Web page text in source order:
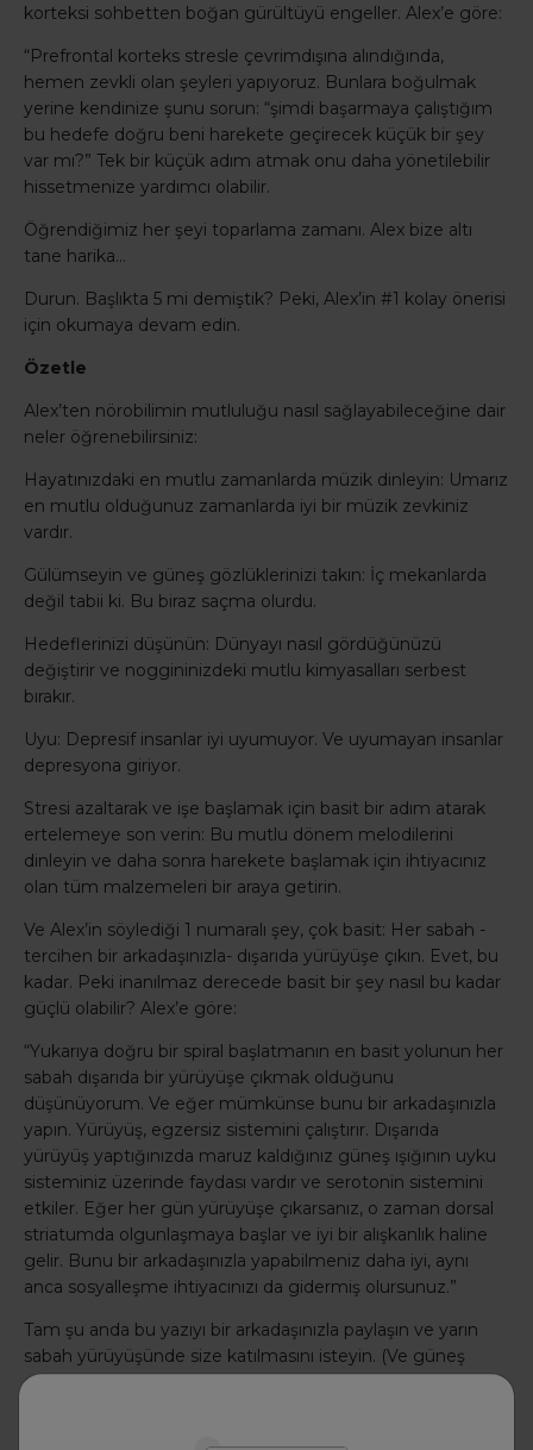
korteksi sohbetten boğan gürültüyü engeller. Alex’e göre:
“Prefrontal korteks stresle çevrimdışına alındığında,
hemen zevkli olan şeyleri yapıyoruz. Bunlara boğulmak
yerine kendinize şunu sorun: “şimdi başarmaya çalıştığım
bu hedefe doğru beni harekete geçirecek küçük bir şey
var mı?” Tek bir küçük adım atmak onu daha yönetilebilir
hissetmenize yardımcı olabilir.
Öğrendiğimiz her şeyi toparlama zamanı. Alex bize altı
tane harika…
Durun. Başlıkta 5 mi demiştik? Peki, Alex’in #1 kolay önerisi
için okumaya devam edin.
Özetle
Alex’ten nörobilimin mutluluğu nasıl sağlayabileceğine dair
neler öğrenebilirsiniz:
Hayatınızdaki en mutlu zamanlarda müzik dinleyin: Umarız
en mutlu olduğunuz zamanlarda iyi bir müzik zevkiniz
vardır.
Gülümseyin ve güneş gözlüklerinizi takın: İç mekanlarda
değil tabii ki. Bu biraz saçma olurdu.
Hedeflerinizi düşünün: Dünyayı nasıl gördüğünüzü
değiştirir ve noggininizdeki mutlu kimyasalları serbest
bırakır.
Uyu: Depresif insanlar iyi uyumuyor. Ve uyumayan insanlar
depresyona giriyor.
Stresi azaltarak ve işe başlamak için basit bir adım atarak
ertelemeye son verin: Bu mutlu dönem melodilerini
dinleyin ve daha sonra harekete başlamak için ihtiyacınız
olan tüm malzemeleri bir araya getirin.
Ve Alex’in söylediği 1 numaralı şey, çok basit: Her sabah -
tercihen bir arkadaşınızla- dışarıda yürüyüşe çıkın. Evet, bu
kadar. Peki inanılmaz derecede basit bir şey nasıl bu kadar
güçlü olabilir? Alex’e göre:
“Yukarıya doğru bir spiral başlatmanın en basit yolunun her
sabah dışarıda bir yürüyüşe çıkmak olduğunu
düşünüyorum. Ve eğer mümkünse bunu bir arkadaşınızla
yapın. Yürüyüş, egzersiz sistemini çalıştırır. Dışarıda
yürüyüş yaptığınızda maruz kaldığınız güneş ışığının uyku
sisteminiz üzerinde faydası vardır ve serotonin sistemini
etkiler. Eğer her gün yürüyüşe çıkarsanız, o zaman dorsal
striatumda olgunlaşmaya başlar ve iyi bir alışkanlık haline
gelir. Bunu bir arkadaşınızla yapabilmeniz daha iyi, aynı
anca sosyalleşme ihtiyacınızı da gidermiş olursunuz.”
Tam şu anda bu yazıyı bir arkadaşınızla paylaşın ve yarın
sabah yürüyüşünde size katılmasını isteyin. (Ve güneş
gözlüklerinizi takın.) Dışarı çıkın, gülümseyin. Görünüşe